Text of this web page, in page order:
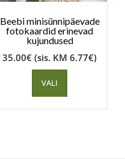
Beebi minisünnipäevade
fotokaardid erinevad
kujundused
35.00€ (sis. KM6.77€)
VALI